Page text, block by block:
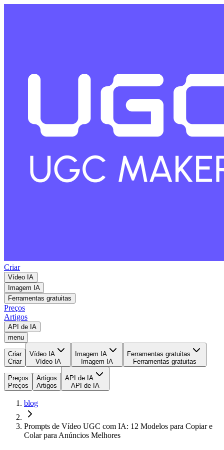
Criar
Vídeo IA
Imagem IA
Ferramentas gratuitas
Preços
Artigos
API de IA
menu
Criar
Criar
Vídeo IA
Vídeo IA
Imagem IA
Imagem IA
Ferramentas gratuitas
Ferramentas gratuitas
Preços
Preços
Artigos
Artigos
API de IA
API de IA
blog
Prompts de Vídeo UGC com IA: 12 Modelos para Copiar e
Colar para Anúncios Melhores